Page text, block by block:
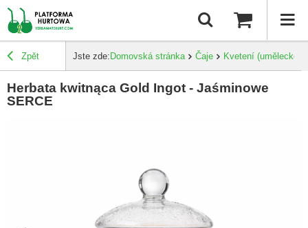
Zpět Jste zde: Domovská stránka Čaje Kvetení (umělecké)
Herbata kwitnąca Gold Ingot - Jaśminowe
SERCE